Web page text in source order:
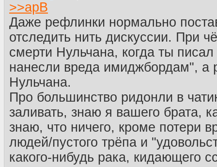
>>apB
Даже рефлинки нормально
отследить нить дискуссии. При
смерти Нульчана, когда ты
нанесли вреда имиджбордам", а
Нульчана.
Про большинство ридонли в
заливать, знаю я вашего брата,
знаю, что ничего, кроме потери
людей/пустого трёпа и
какого-нибудь рака, кидающего